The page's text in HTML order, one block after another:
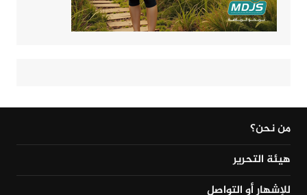
من نحن؟
هيئة التحرير
للإشهار أو التواصل